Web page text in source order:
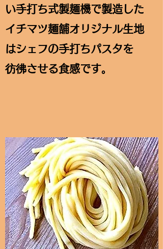
い手打ち式製麺機で製造した
イチマツ麺舗オリジナル生地
はシェフの手打ちパスタを
彷彿させる食感です。